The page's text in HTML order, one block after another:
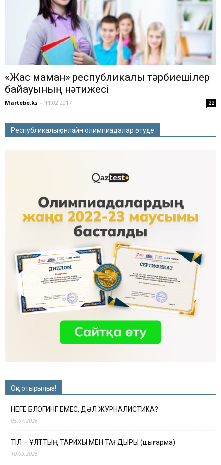
«Жас маман» республикалық тәрбиешілер
байқауының нәтижесі
Martebe.kz - 11.02.2017 22
Республикалық онлайн олимпиадалар өтуде
Оқи отырыңыз!
НЕГЕ БЛОГИНГ ЕМЕС, ДӘЛ ЖУРНАЛИСТИКА?
05.07.2026
ТІЛ – ҰЛТТЫҢ ТАРИХЫ МЕН ТАҒДЫРЫ (шығарма)
10.09.2025